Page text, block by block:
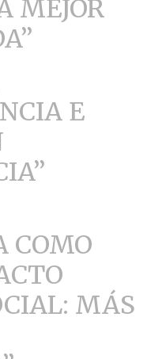
MEJOR
E
COMO
MÁS